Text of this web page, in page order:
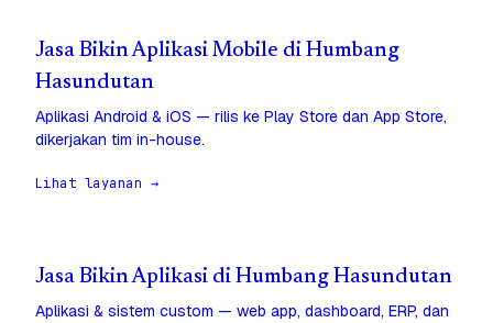
Jasa Bikin Aplikasi Mobile di Humbang
Hasundutan
Aplikasi Android & iOS — rilis ke Play Store dan App Store,
dikerjakan tim in-house.
Lihat layanan →
Jasa Bikin Aplikasi di Humbang Hasundutan
Aplikasi & sistem custom — web app, dashboard, ERP, dan